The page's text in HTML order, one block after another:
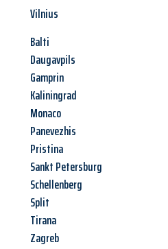
Vilnius
Balti
Daugavpils
Gamprin
Kaliningrad
Monaco
Panevezhis
Pristina
Sankt Petersburg
Schellenberg
Split
Tirana
Zagreb